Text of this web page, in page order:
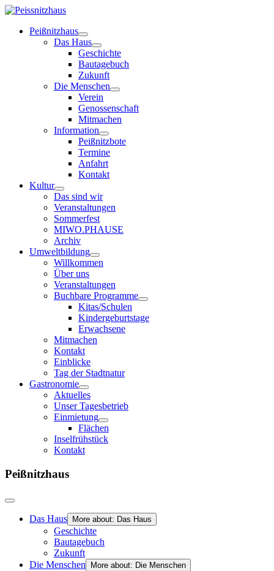
Peißnitzhaus
Das Haus
Geschichte
Bautagebuch
Zukunft
Die Menschen
Verein
Genossenschaft
Mitmachen
Information
Peißnitzbote
Termine
Anfahrt
Kontakt
Kultur
Das sind wir
Veranstaltungen
Sommerfest
MIWO.PHAUSE
Archiv
Umweltbildung
Willkommen
Über uns
Veranstaltungen
Buchbare Programme
Kitas/Schulen
Kindergeburtstage
Erwachsene
Mitmachen
Kontakt
Einblicke
Tag der Stadtnatur
Gastronomie
Aktuelles
Unser Tagesbetrieb
Einmietung
Flächen
Inselfrühstück
Kontakt
Peißnitzhaus
Das Haus More about: Das Haus
Geschichte
Bautagebuch
Zukunft
Die Menschen
More about: Die Menschen